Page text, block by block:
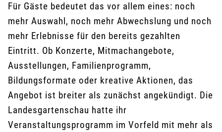
Für Gäste bedeutet das vor allem eines: noch
mehr Auswahl, noch mehr Abwechslung und noch
mehr Erlebnisse für den bereits gezahlten
Eintritt. Ob Konzerte, Mitmachangebote,
Ausstellungen, Familienprogramm,
Bildungsformate oder kreative Aktionen, das
Angebot ist breiter als zunächst angekündigt. Die
Landesgartenschau hatte ihr
Veranstaltungsprogramm im Vorfeld mit mehr als